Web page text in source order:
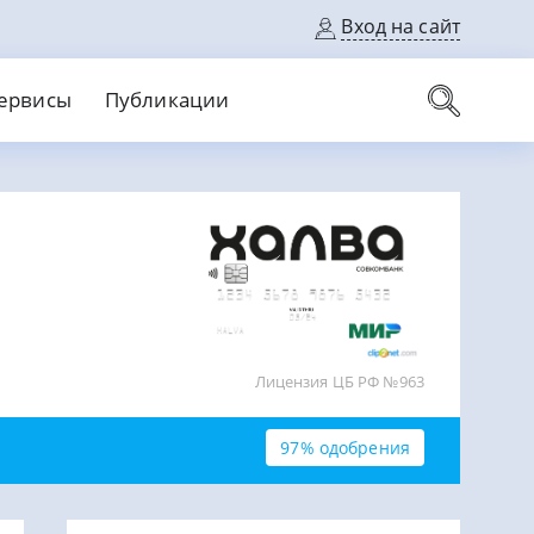
Вход на сайт
Без кредитной истории
Без справок
На длительный срок
Публикации
Лицензия ЦБ РФ №963
97% одобрения